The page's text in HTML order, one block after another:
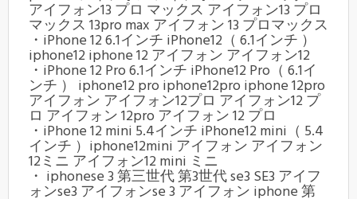
アイフォン13 プロ マックス アイフォン13 プロ
マックス 13pro max アイフォン 13 プロマックス
・iPhone 12 6.1インチ iPhone12（ 6.1インチ ）
iphone12 iphone 12 アイフォン アイフォン12
・iPhone 12 Pro 6.1インチ iPhone12 Pro（ 6.1イ
ンチ ） iphone12 pro iphone12pro iphone 12pro
アイフォン アイフォン12プロ アイフォン12 プ
ロ アイフォン 12pro アイフォン 12 プロ
・iPhone 12 mini 5.4インチ iPhone12 mini（ 5.4
インチ ）iphone12mini アイフォン アイフォン
12ミニ アイフォン12 mini ミニ
・ iphonese 3 第三世代 第3世代 se3 SE3 アイフ
ォンse3 アイフォンse 3 アイフォン iphone 第